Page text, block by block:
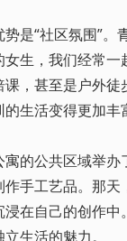
是“社区氛围”。
生，我们经常一
课，甚至是户外徒
生活变得更加丰
寓的公共区域举办
手工艺品。那天
在自己的创作中
生活的魅力。